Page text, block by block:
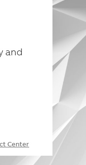
and
Center